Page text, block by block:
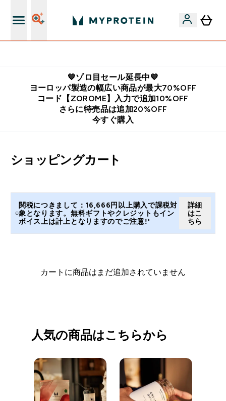
💙ゾロ目セール延長中💙
ヨーロッパ製造の幅広い商品が最大70%OFF
コード【ZOROME】入力で追加10%OFF
さらに特売品は追加20%OFF
今すぐ購入
ショッピングカート
関税につきまして：16,666円以上購入で課税対
象となります。無料ギフトやクレジットもイン
ボイス上は計上となりますのでご注意!'
詳細
はこ
ちら
カートに商品はまだ追加されていません
人気の商品はこちらから